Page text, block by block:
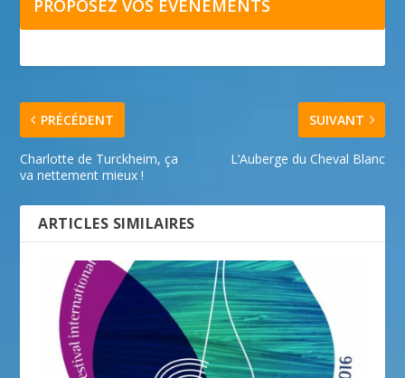
PROPOSEZ VOS ÉVÉNEMENTS
PRÉCÉDENT
Charlotte de Turckheim, ça
va nettement mieux !
SUIVANT
L’Auberge du Cheval Blanc
ARTICLES SIMILAIRES